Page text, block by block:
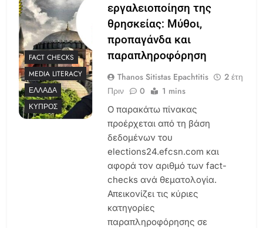
FACT CHECKS
MEDIA LITERACY
ΕΛΛΆΔΑ
ΚΎΠΡΟΣ
εργαλειοποίηση της
θρησκείας: Μύθοι,
προπαγάνδα και
παραπληροφόρηση
Thanos Sitistas Epachtitis
2 έτη
Πριν
0 1 mins
Ο παρακάτω πίνακας
προέρχεται από τη βάση
δεδομένων του
elections24.efcsn.com και
αφορά τον αριθμό των fact-
checks ανά θεματολογία.
Απεικονίζει τις κύριες
κατηγορίες
παραπληροφόρησης σε